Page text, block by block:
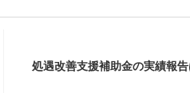
処遇改善支援補助金の実績報